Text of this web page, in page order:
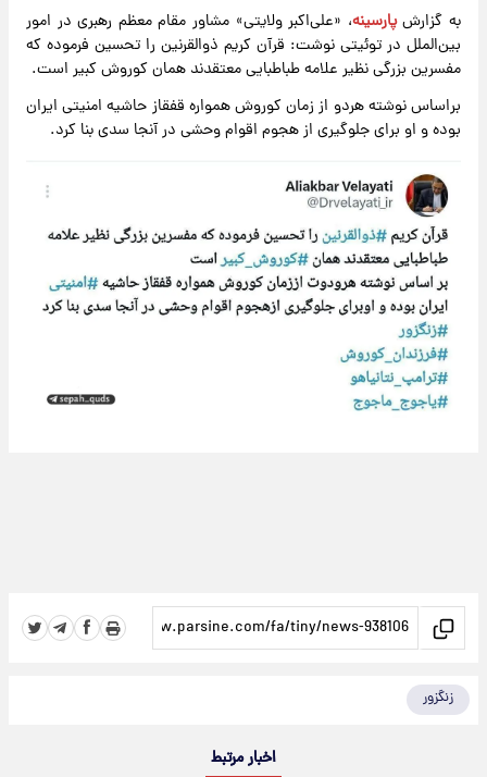
به گزارشپارسینه، «علی‌اکبر ولایتی» مشاور مقام معظم رهبری در امور
بین‌الملل در توئیتی نوشت: قرآن کریم ذوالقرنین را تحسین فرموده که
مفسرین بزرگی نظیر علامه طباطبایی معتقدند همان کوروش کبیر است.
براساس نوشته هردو از زمان کوروش همواره قفقاز حاشیه امنیتی ایران
بوده و او برای جلوگیری از هجوم اقوام وحشی در آنجا سدی بنا کرد.
زنگزور
اخبار مرتبط